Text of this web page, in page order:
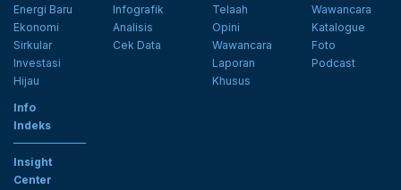
Energi Baru
Ekonomi
Sirkular
Investasi
Hijau
Infografik
Analisis
Cek Data
Telaah
Opini
Wawancara
Laporan
Khusus
Wawancara
Katalogue
Foto
Podcast
Info
Indeks
Insight
Center